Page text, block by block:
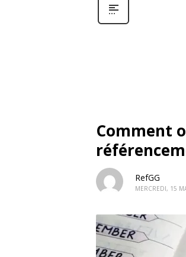
Comment
RefGG
MERCREDI, 15